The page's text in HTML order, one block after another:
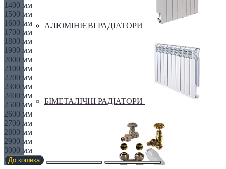
АЛЮМІНІЄВІ РАДІАТОРИ
БІМЕТАЛІЧНІ РАДІАТОРИ
1400 мм
1500 мм
1600 мм
1700 мм
1800 мм
1900 мм
2000 мм
2100 мм
2200 мм
2300 мм
2400 мм
2500 мм
2600 мм
2700 мм
2800 мм
2900 мм
3000 мм
До кошика